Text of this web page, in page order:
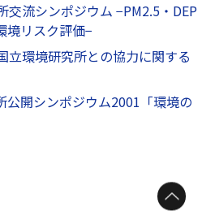
流シンポジウム −PM2.5・DEP
境リスク評価−
立環境研究所との協力に関する
開シンポジウム2001「環境の